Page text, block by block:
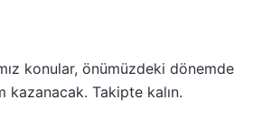
konular, önümüzdeki dönemde
kazanacak. Takipte kalın.